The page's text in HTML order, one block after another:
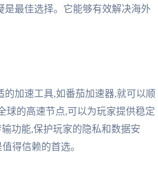
是最佳选择。它能够有效解决海外
加速工具,如番茄加速器,就可以顺
球的高速节点,可以为玩家提供稳定
功能,保护玩家的隐私和数据安
得信赖的首选。